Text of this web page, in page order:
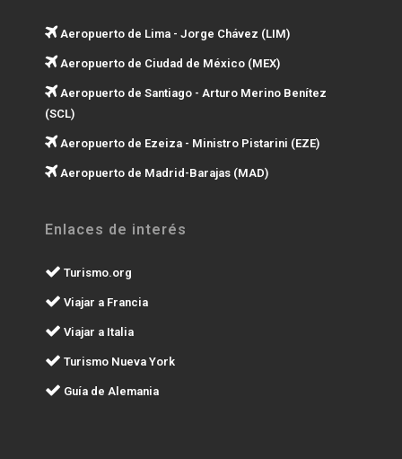
Aeropuerto de Lima - Jorge Chávez (LIM)
Aeropuerto de Ciudad de México (MEX)
Aeropuerto de Santiago - Arturo Merino Benítez
(SCL)
Aeropuerto de Ezeiza - Ministro Pistarini (EZE)
Aeropuerto de Madrid-Barajas (MAD)
Enlaces de interés
Turismo.org
Viajar a Francia
Viajar a Italia
Turismo Nueva York
Guía de Alemania